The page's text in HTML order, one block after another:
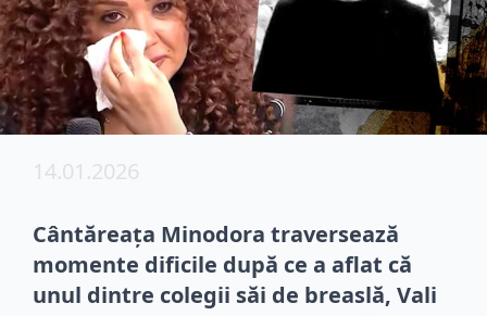
14.01.2026
Cântăreața Minodora traversează
momente dificile după ce a aflat că
unul dintre colegii săi de breaslă, Vali